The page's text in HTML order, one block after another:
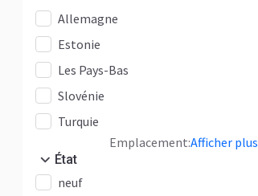
Allemagne
Estonie
Les Pays-Bas
Slovénie
Turquie
Emplacement:Afficher plus
État
neuf